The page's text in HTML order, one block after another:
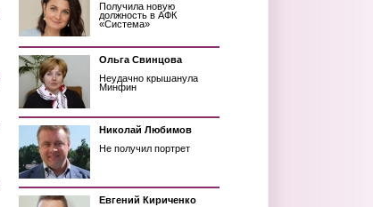
Получила новую
должность в АФК
«Система»
Ольга Свинцова
Неудачно крышанула
Минфин
Николай Любимов
Не получил портрет
Евгений Кириченко